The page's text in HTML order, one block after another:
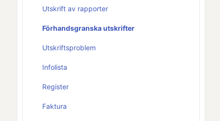
Utskrift av rapporter
Förhandsgranska utskrifter
Utskriftsproblem
Infolista
Register
Faktura